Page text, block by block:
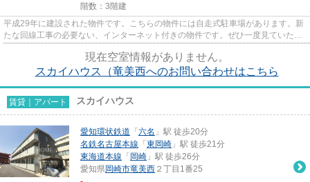
階数：3階建
平成29年に建設された物件です。こちらの物件には自走式駐車場があります。新
たな回線工事の必要ない、インターネット付きの物件です。ぜひ一度見ていただ
現在空室情報がありません。
スカイハウス（竜美西へのお問い合わせはこちら
賃貸｜アパート スカイハウス
愛知環状鉄道 「 六名 」駅 徒歩20分
名鉄名古屋本線 「 東岡崎 」駅 徒歩21分
東海道本線 「 岡崎 」駅 徒歩26分
愛知県岡崎市竜美西 ２丁目1番25